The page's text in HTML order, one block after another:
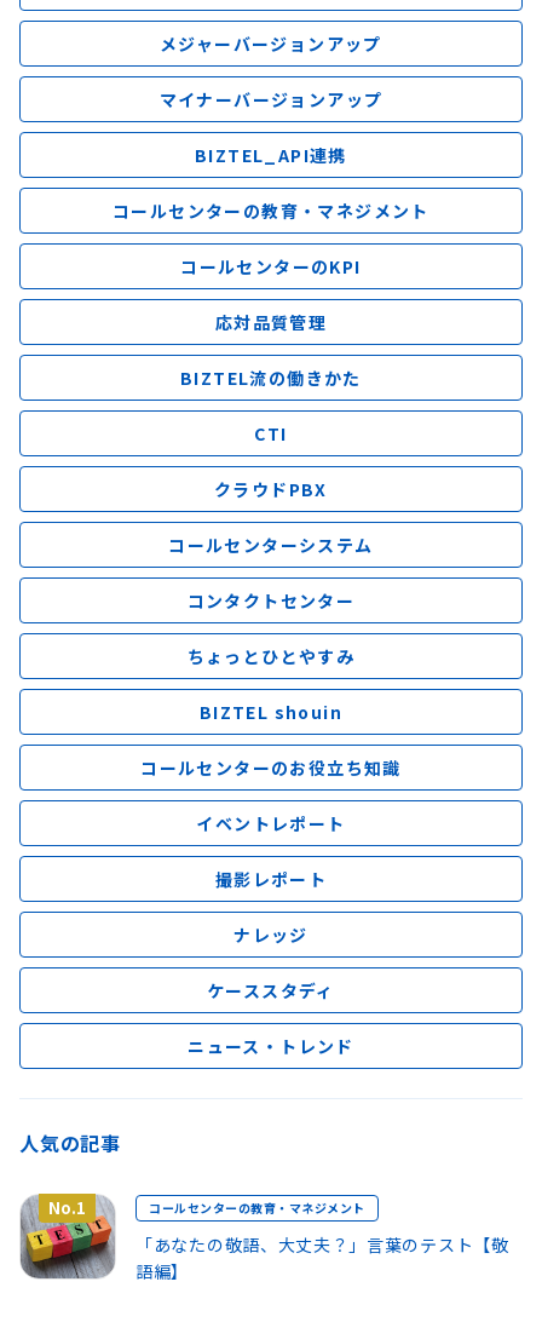
メジャーバージョンアップ
マイナーバージョンアップ
BIZTEL_API連携
コールセンターの教育・マネジメント
コールセンターのKPI
応対品質管理
BIZTEL流の働きかた
CTI
クラウドPBX
コールセンターシステム
コンタクトセンター
ちょっとひとやすみ
BIZTEL shouin
コールセンターのお役立ち知識
イベントレポート
撮影レポート
ナレッジ
ケーススタディ
ニュース・トレンド
人気の記事
No.1 コールセンターの教育・マネジメント
「あなたの敬語、大丈夫？」言葉のテスト【敬
語編】